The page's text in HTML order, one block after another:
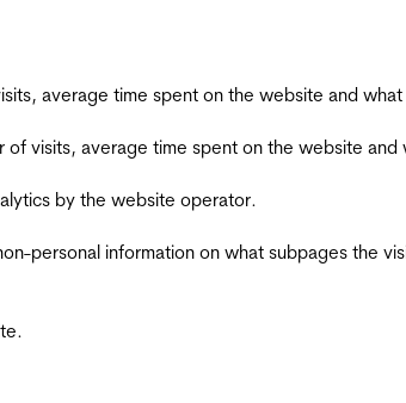
average time spent on the website and
visits, average time spent on the website
by the website operator.
personal information on what subpages the